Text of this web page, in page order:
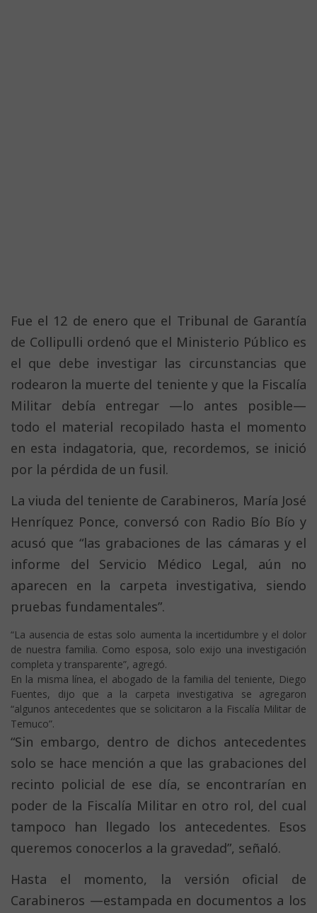
Fue el 12 de enero que el Tribunal de Garantía
de Collipulli ordenó que el Ministerio Público es
el que debe investigar las circunstancias que
rodearon la muerte del teniente y que la Fiscalía
Militar debía entregar —lo antes posible—
todo el material recopilado hasta el momento
en esta indagatoria, que, recordemos, se inició
por la pérdida de un fusil.
La viuda del teniente de Carabineros, María José
Henríquez Ponce, conversó con Radio Bío Bío y
acusó que “las grabaciones de las cámaras y el
informe del Servicio Médico Legal, aún no
aparecen en la carpeta investigativa, siendo
pruebas fundamentales”.
“La ausencia de estas solo aumenta la incertidumbre y el dolor
de nuestra familia. Como esposa, solo exijo una investigación
completa y transparente”, agregó.
En la misma línea, el abogado de la familia del teniente, Diego
Fuentes, dijo que a la carpeta investigativa se agregaron
“algunos antecedentes que se solicitaron a la Fiscalía Militar de
Temuco”.
“Sin embargo, dentro de dichos antecedentes
solo se hace mención a que las grabaciones del
recinto policial de ese día, se encontrarían en
poder de la Fiscalía Militar en otro rol, del cual
tampoco han llegado los antecedentes. Esos
queremos conocerlos a la gravedad”, señaló.
Hasta el momento, la versión oficial de
Carabineros —estampada en documentos a los